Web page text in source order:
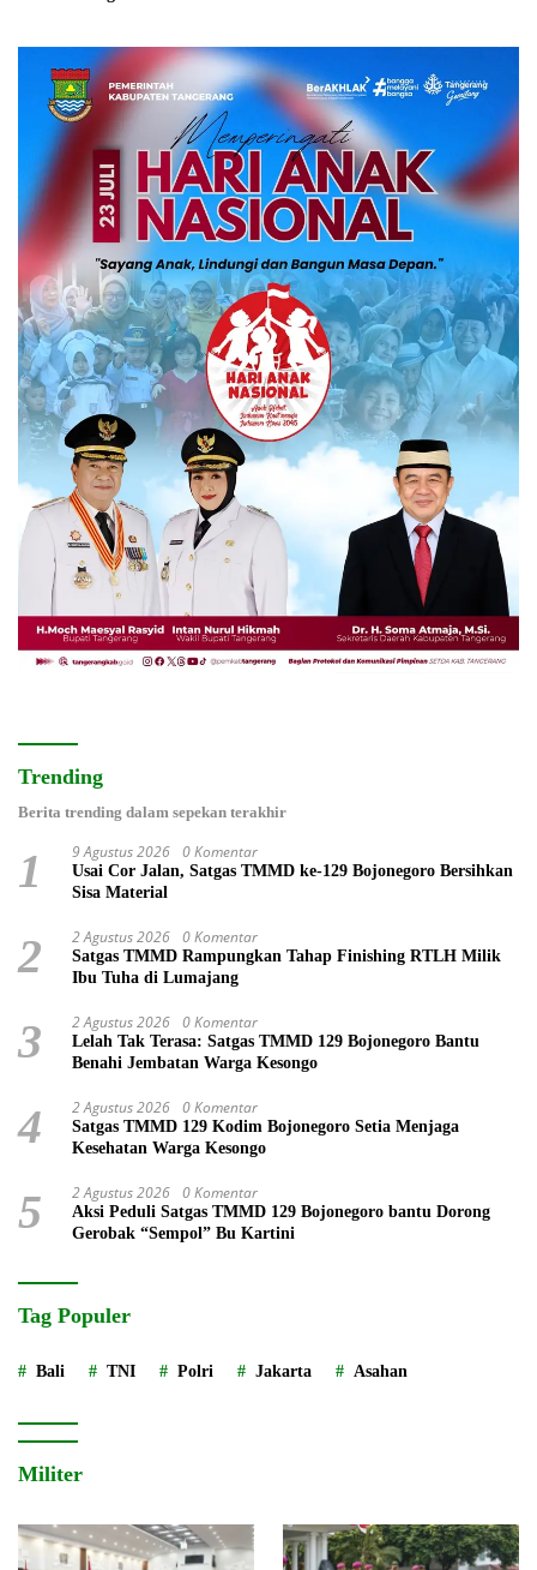
Trending
Berita trending dalam sepekan terakhir
1 9 Agustus 2026 0 Komentar
Usai Cor Jalan, Satgas TMMD ke-129 Bojonegoro Bersihkan
Sisa Material
2 2 Agustus 2026 0 Komentar
Satgas TMMD Rampungkan Tahap Finishing RTLH Milik
Ibu Tuha di Lumajang
3 2 Agustus 2026 0 Komentar
Lelah Tak Terasa: Satgas TMMD 129 Bojonegoro Bantu
Benahi Jembatan Warga Kesongo
4 2 Agustus 2026 0 Komentar
Satgas TMMD 129 Kodim Bojonegoro Setia Menjaga
Kesehatan Warga Kesongo
5 2 Agustus 2026 0 Komentar
Aksi Peduli Satgas TMMD 129 Bojonegoro bantu Dorong
Gerobak “Sempol” Bu Kartini
Tag Populer
Bali TNI Polri Jakarta Asahan
Militer